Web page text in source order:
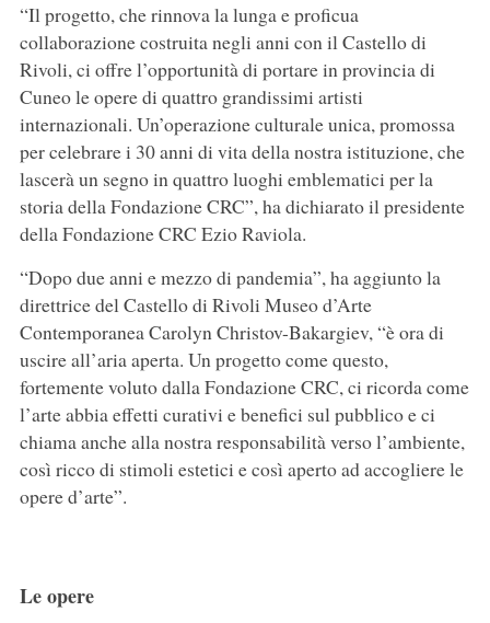
“Il progetto, che rinnova la lunga e proficua
collaborazione costruita negli anni con il Castello di
Rivoli, ci offre l’opportunità di portare in provincia di
Cuneo le opere di quattro grandissimi artisti
internazionali. Un’operazione culturale unica, promossa
per celebrare i 30 anni di vita della nostra istituzione, che
lascerà un segno in quattro luoghi emblematici per la
storia della Fondazione CRC”, ha dichiarato il presidente
della Fondazione CRC Ezio Raviola.
“Dopo due anni e mezzo di pandemia”, ha aggiunto la
direttrice del Castello di Rivoli Museo d’Arte
Contemporanea Carolyn Christov-Bakargiev, “è ora di
uscire all’aria aperta. Un progetto come questo,
fortemente voluto dalla Fondazione CRC, ci ricorda come
l’arte abbia effetti curativi e benefici sul pubblico e ci
chiama anche alla nostra responsabilità verso l’ambiente,
così ricco di stimoli estetici e così aperto ad accogliere le
opere d’arte”.
Le opere